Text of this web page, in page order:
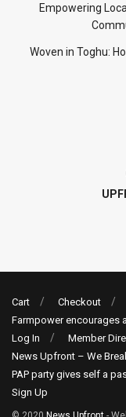
Empowering
Woven in Toghu:
Cart Checkout
Farmpower encourages
Log In
Member
News Upfront – We
PAP party gives self a
Sign Up